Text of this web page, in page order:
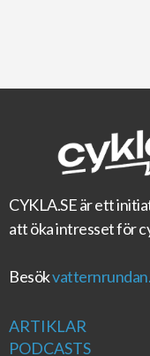
CYKLA.SEär ett
att öka intresset för
Besök
ARTIKLAR
PODCASTS